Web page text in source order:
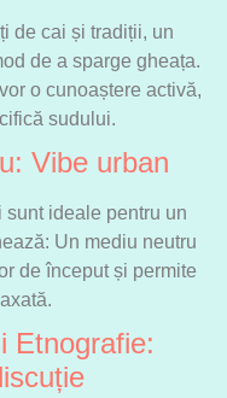
de cai și tradiții, un
de a sparge gheața.
o cunoaștere activă,
sudului.
Vibe urban
ideale pentru un
Un mediu neutru
de început și permite
Etnografie: